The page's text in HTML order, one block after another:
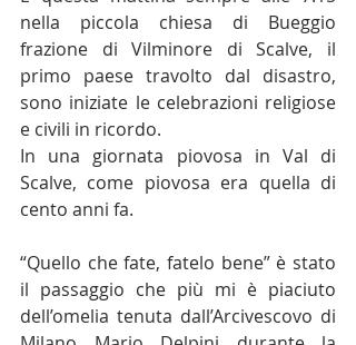
nella piccola chiesa di Bueggio
frazione di Vilminore di Scalve, il
primo paese travolto dal disastro,
sono iniziate le celebrazioni religiose
e civili in ricordo.
In una giornata piovosa in Val di
Scalve, come piovosa era quella di
cento anni fa.
“Quello che fate, fatelo bene” è stato
il passaggio che più mi è piaciuto
dell’omelia tenuta dall’Arcivescovo di